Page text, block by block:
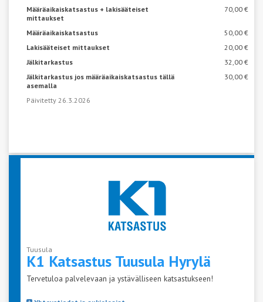
Määräaikaiskatsastus + lakisääteiset
mittaukset
70,00 €
Määräaikaiskatsastus
50,00 €
Lakisääteiset mittaukset
20,00 €
Jälkitarkastus
32,00 €
Jälkitarkastus jos määräaikaiskatsastus tällä
asemalla
30,00 €
Päivitetty 26.3.2026
Tuusula
K1 Katsastus Tuusula Hyrylä
Tervetuloa palvelevaan ja ystävälliseen katsastukseen!